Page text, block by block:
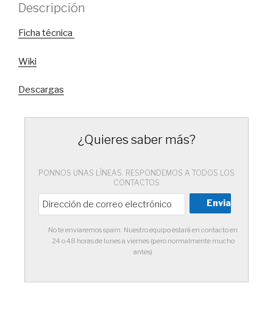
Descripción
Ficha técnica
Wiki
Descargas
¿Quieres saber más?
PONNOS UNAS LÍNEAS. RESPONDEMOS A TODOS LOS
CONTACTOS
No te enviaremos spam. Nuestro equipo estará en contacto en
24 o 48 horas de lunes a viernes (pero normalmente mucho
antes)